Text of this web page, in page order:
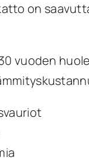
on
vuoden